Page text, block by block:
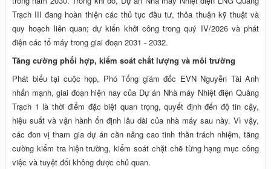
Trạch III đang hoàn thiện các thủ tục đầu tư, thỏa thuận kỹ thuật và
quy hoạch liên quan; dự kiến khởi công trong quý IV/2026 và phát
điện các tổ máy trong giai đoạn 2031 - 2032.
Tăng cường phối hợp, kiểm soát chất lượng và môi trường
Phát biểu tại cuộc họp, Phó Tổng giám đốc EVN Nguyễn Tài Anh
nhấn mạnh, giai đoạn hiện nay của Dự án Nhà máy Nhiệt điện Quảng
Trạch 1 là thời điểm đặc biệt quan trọng, quyết định đến độ tin cậy,
hiệu suất và vận hành ổn định lâu dài của nhà máy sau này. Vì vậy,
các đơn vị tham gia dự án cần nâng cao tinh thần trách nhiệm, tăng
cường kiểm tra hiện trường, kiểm soát chặt chẽ từng hạng mục công
việc và tuyệt đối không được chủ quan.